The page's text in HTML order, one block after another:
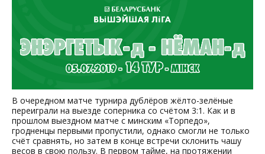
В очередном матче турнира дублёров жёлто-зелёные
переиграли на выезде соперника со счётом 3:1. Как и в
прошлом выездном матче с минским «Торпедо»,
гродненцы первыми пропустили, однако смогли не только
счёт сравнять, но затем в конце встречи склонить чашу
весов в свою пользу. В первом тайме, на протяжении